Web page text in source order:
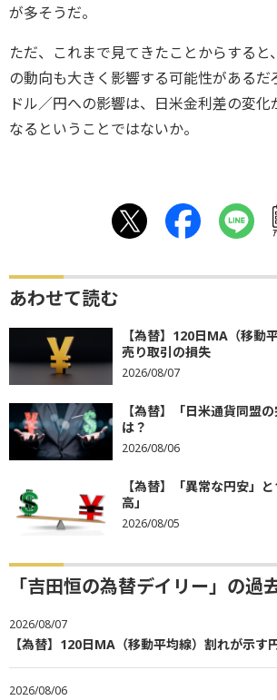
が多そうだ。
ただ、これまで見てきたことからすると
の動向も大きく影響する可能性があるだ
ドル／円への影響は、日米金利差の変
なるということではないか。
あわせて読む
【為替】120日MA（移動
売り取引の損失
2026/08/07
【為替】「日米通貨同盟
は？
2026/08/06
【為替】「異常な円安」
高」
2026/08/05
「吉田恒の為替デイリー」の過
2026/08/07
【為替】120日MA（移動平均線）割れが示す
2026/08/06